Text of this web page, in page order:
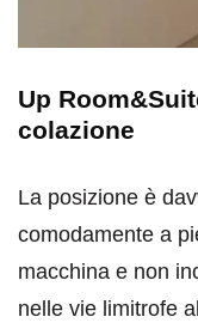
Up
colazione
La posizione è
comodamente a
macchina e non
nelle vie limitrofe